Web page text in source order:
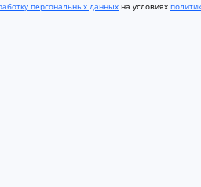
персональных данных на условиях